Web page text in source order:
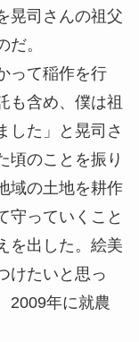
晃司さんの祖父
。
って稲作を行
も含め、僕は祖
した」と晃司さ
頃のことを振り
域の土地を耕作
守っていくこと
を出した。絵美
けたいと思っ
2009年に就農